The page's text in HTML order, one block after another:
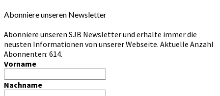
Abonniere unseren Newsletter
Abonniere unseren SJB Newsletter und erhalte immer die
neusten Informationen von unserer Webseite. Aktuelle Anzahl
Abonnenten: 614.
Vorname
Nachname